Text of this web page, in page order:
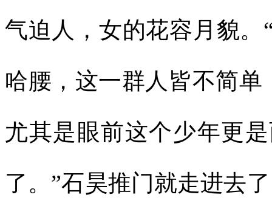
气迫人，女的花容月貌。
哈腰，这一群人皆不简
尤其是眼前这个少年更
了。”石昊推门就走进去